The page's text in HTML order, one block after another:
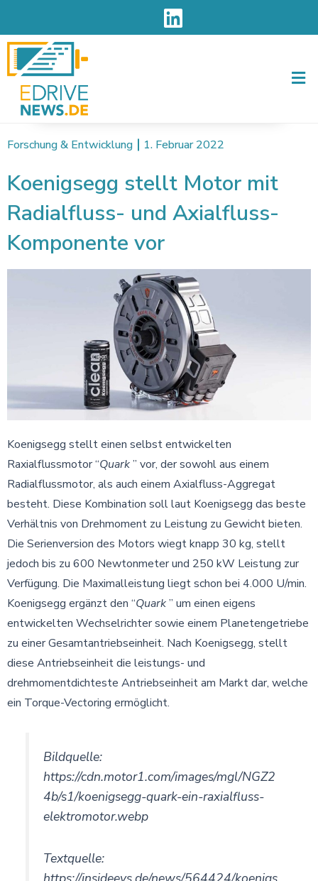
Forschung & Entwicklung 1. Februar 2022
Koenigsegg stellt Motor mit
Radialfluss- und Axialfluss-
Komponente vor
Koenigsegg stellt einen selbst entwickelten
Raxialflussmotor “Quark” vor, der sowohl aus einem
Radialflussmotor, als auch einem Axialfluss-Aggregat
besteht. Diese Kombination soll laut Koenigsegg das beste
Verhältnis von Drehmoment zu Leistung zu Gewicht bieten.
Die Serienversion des Motors wiegt knapp 30 kg, stellt
jedoch bis zu 600 Newtonmeter und 250 kW Leistung zur
Verfügung. Die Maximalleistung liegt schon bei 4.000 U/min.
Koenigsegg ergänzt den “Quark” um einen eigens
entwickelten Wechselrichter sowie einem Planetengetriebe
zu einer Gesamtantriebseinheit. Nach Koenigsegg, stellt
diese Antriebseinheit die leistungs- und
drehmomentdichteste Antriebseinheit am Markt dar, welche
ein Torque-Vectoring ermöglicht.
Bildquelle:
https://cdn.motor1.com/images/mgl/NGZ2
4b/s1/koenigsegg-quark-ein-raxialfluss-
elektromotor.webp
Textquelle: